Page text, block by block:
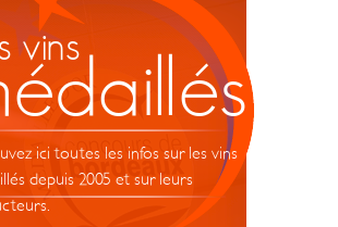
vins
ici toutes les infos sur les vins
depuis 2005 et sur leurs